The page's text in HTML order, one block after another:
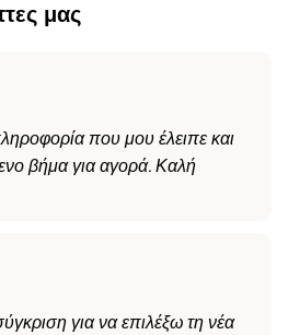
μας
που μου έλειπε και
βήμα για αγορά. Καλή
για να επιλέξω τη νέα